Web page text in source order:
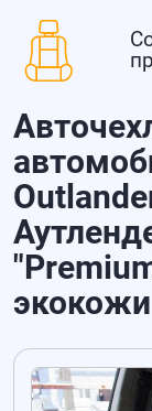
экокожи